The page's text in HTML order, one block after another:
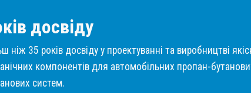
досвіду
ніж 35 років досвіду у проектуванні та виробництві
компонентів для автомобільних пропан-
систем.